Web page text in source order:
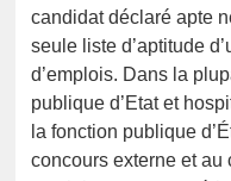
candidat déclaré apte
seule liste d’aptitude
d’emplois. Dans la
publique d’Etat et
la fonction publique
concours externe et au